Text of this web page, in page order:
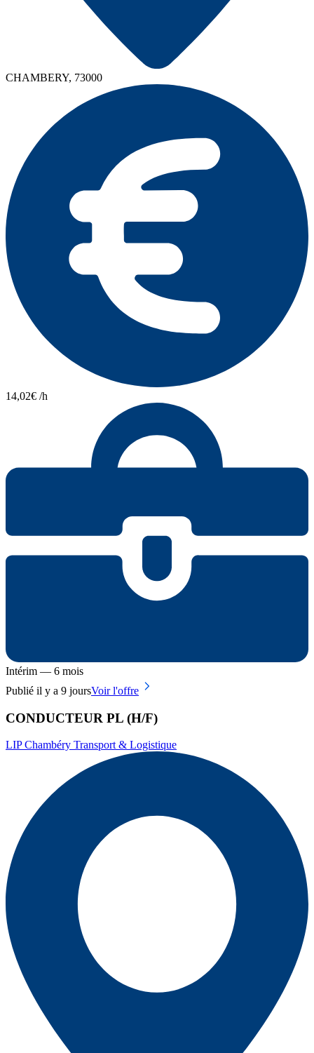
CHAMBERY, 73000
14,02€ /h
Intérim — 6 mois
Publié il y a 9 joursVoir l'offre
CONDUCTEUR PL (H/F)
LIP Chambéry Transport & Logistique